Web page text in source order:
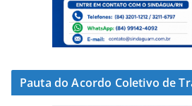
Pauta do Acordo Coletivo de